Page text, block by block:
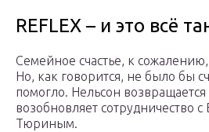
REFLEX – и это всё
Семейное счастье, к
Но, как говорится, не было бы
помогло. Нельсон
возобновляет сотрудничество с
Тюриным.